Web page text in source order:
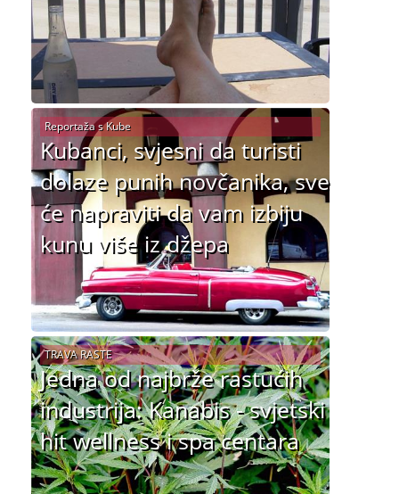
Kubanci, svjesni da turisti
dolaze punih novčanika, sve
će napraviti da vam izbiju
kunu više iz džepa
Reportaža s Kube
Jedna od najbrže rastućih
industrija: Kanabis - svjetski
hit wellness i spa centara
TRAVA RASTE